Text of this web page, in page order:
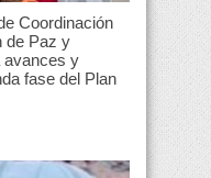
Coordinación
de Paz y
avances y
fase del Plan